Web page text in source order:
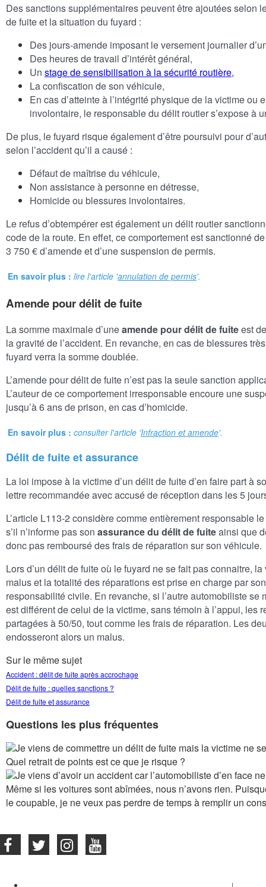
Des sanctions supplémentaires peuvent être ajoutées selon
de fuite et la situation du fuyard :
Des jours-amende imposant le versement journalier
Des heures de travail d’intérêt général,
Un stage de sensibilisation à la sécurité routière,
La confiscation de son véhicule,
En cas d’atteinte à l’intégrité physique de la victime ou
involontaire, le responsable du délit routier s’expose à
De plus, le fuyard risque également d’être poursuivi pour
selon l’accident qu’il a causé :
Défaut de maîtrise du véhicule,
Non assistance à personne en détresse,
Homicide ou blessures involontaires.
Le refus d’obtempérer est également un délit routier
code de la route. En effet, ce comportement est sanctionné
3 750 € d’amende et d’une suspension de permis.
En savoir plus : lire l'article 'annulation de permis'.
Amende pour délit de fuite
La somme maximale d’uneamende pour délit de fuiteest
la gravité de l’accident. En revanche, en cas de blessures
fuyard verra la somme doublée.
L’amende pour délit de fuite n’est pas la seule sanction
L’auteur de ce comportement irresponsable encoure une
jusqu’à 6 ans de prison, en cas d’homicide.
En savoir plus : consulter l'article 'Infraction et amende'.
Délit de fuite et assurance
La loi impose à la victime d’un délit de fuite d’en faire part à
lettre recommandée avec accusé de réception dans les 5
L’article L113-2 considère comme entièrement responsable
s’il n’informe pas son assurance du délit de fuiteainsi que
donc pas remboursé des frais de réparation sur son véhicule.
Lors d’un délit de fuite où le fuyard ne se fait pas connaitre,
malus et la totalité des réparations est prise en charge par
responsabilité civile. En revanche, si l’autre automobiliste se
est différent de celui de la victime, sans témoin à l’appui, les
partagées à 50/50, tout comme les frais de réparation. Les
endosseront alors un malus.
Sur le même sujet
Accident : délit de fuite après accrochage
Délit de fuite : quelles sanctions ?
Délit de fuite et assurance
Questions les plus fréquentes
Je viens de commettre un délit de fuite mais la victime ne
Quel retrait de points est ce que je risque ?
Je viens d’avoir un accident car l’automobiliste d’en face
Même si les voitures sont abîmées, nous n’avons rien.
le coupable, je ne veux pas perdre de temps à remplir un
|